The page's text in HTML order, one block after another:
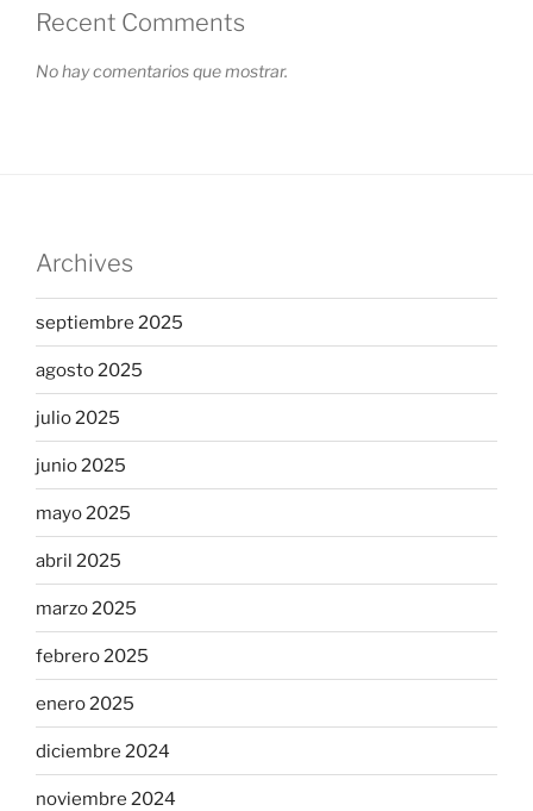
Recent Comments
No hay comentarios que mostrar.
Archives
septiembre 2025
agosto 2025
julio 2025
junio 2025
mayo 2025
abril 2025
marzo 2025
febrero 2025
enero 2025
diciembre 2024
noviembre 2024